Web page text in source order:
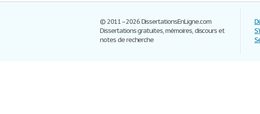
© 2011–2026 DissertationsEnLigne.com
Dissertations gratuites, mémoires, discours et
notes de recherche